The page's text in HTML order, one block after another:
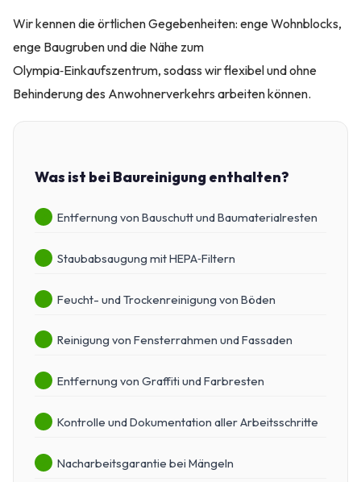
Wir kennen die örtlichen Gegebenheiten: enge Wohnblocks,
enge Baugruben und die Nähe zum
Olympia‑Einkaufszentrum, sodass wir flexibel und ohne
Behinderung des Anwohnerverkehrs arbeiten können.
Was ist bei Baureinigung enthalten?
Entfernung von Bauschutt und Baumaterialresten
Staubabsaugung mit HEPA‑Filtern
Feucht- und Trockenreinigung von Böden
Reinigung von Fensterrahmen und Fassaden
Entfernung von Graffiti und Farbresten
Kontrolle und Dokumentation aller Arbeitsschritte
Nacharbeitsgarantie bei Mängeln